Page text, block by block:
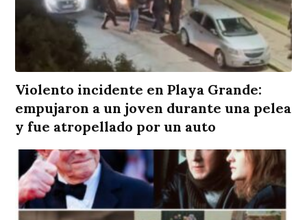
Violento incidente en Playa Grande:
empujaron a un joven durante una pelea
y fue atropellado por un auto